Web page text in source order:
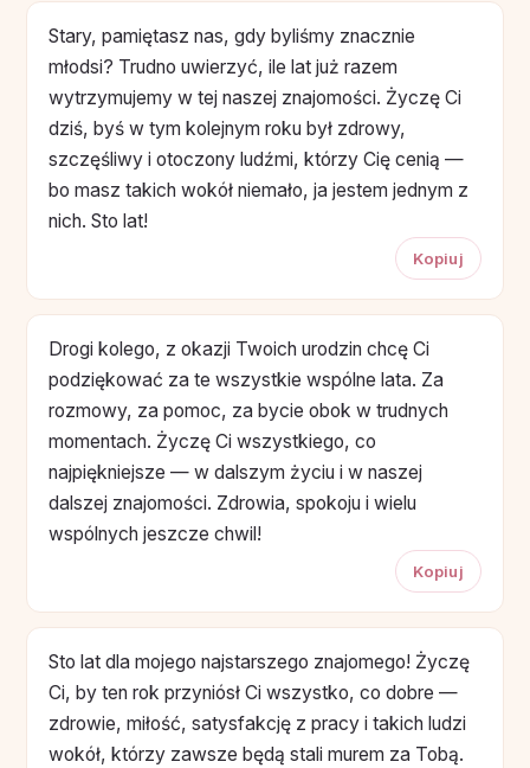
Stary, pamiętasz nas, gdy byliśmy znacznie
młodsi? Trudno uwierzyć, ile lat już razem
wytrzymujemy w tej naszej znajomości. Życzę Ci
dziś, byś w tym kolejnym roku był zdrowy,
szczęśliwy i otoczony ludźmi, którzy Cię cenią —
bo masz takich wokół niemało, ja jestem jednym z
nich. Sto lat!
Kopiuj
Drogi kolego, z okazji Twoich urodzin chcę Ci
podziękować za te wszystkie wspólne lata. Za
rozmowy, za pomoc, za bycie obok w trudnych
momentach. Życzę Ci wszystkiego, co
najpiękniejsze — w dalszym życiu i w naszej
dalszej znajomości. Zdrowia, spokoju i wielu
wspólnych jeszcze chwil!
Kopiuj
Sto lat dla mojego najstarszego znajomego! Życzę
Ci, by ten rok przyniósł Ci wszystko, co dobre —
zdrowie, miłość, satysfakcję z pracy i takich ludzi
wokół, którzy zawsze będą stali murem za Tobą.